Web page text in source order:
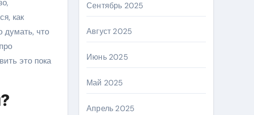
как
что
это пока
Сентябрь 2025
Август 2025
Июнь 2025
Май 2025
Апрель 2025